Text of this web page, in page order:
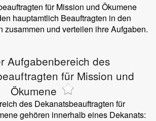
für Mission und Ökumene
hauptamtlich Beauftragten in den
zusammen und verteilen ihre Aufgaben.
Aufgabenbereich des
für Mission und
Ökumene
des Dekanatsbeauftragten für
gehören innerhalb eines Dekanats: